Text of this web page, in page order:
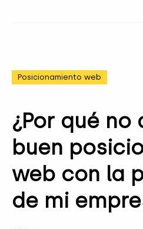
Posicionamiento web
¿Por qué no
buen
web con la
de mi